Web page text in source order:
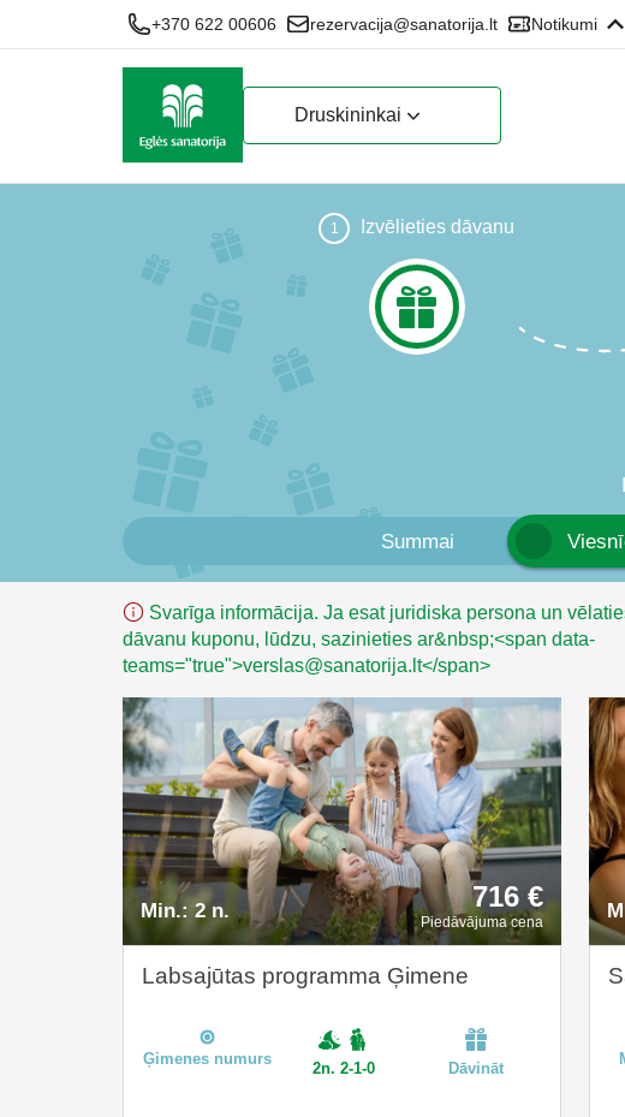
+370 622 00606 rezervacija@sanatorija.lt Notikumi
Druskininkai
1 Izvēlieties dāvanu
Summai
Svarīga informācija. Ja esat juridiska persona un
dāvanu kuponu, lūdzu, sazinieties ar&nbsp;<span data-
teams="true">verslas@sanatorija.lt</span>
Min.: 2 n. 716 €
Piedāvājuma cena
Labsajūtas programma Ģimene
Dāvināt
Ģimenes numurs
2n. 2-1-0